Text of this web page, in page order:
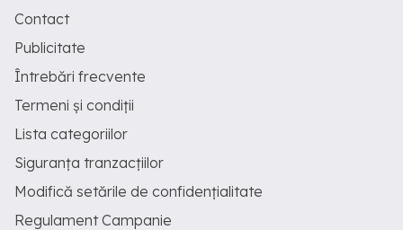
Contact
Publicitate
Întrebări frecvente
Termeni și condiții
Lista categoriilor
Siguranța tranzacțiilor
Modifică setările de confidențialitate
Regulament Campanie